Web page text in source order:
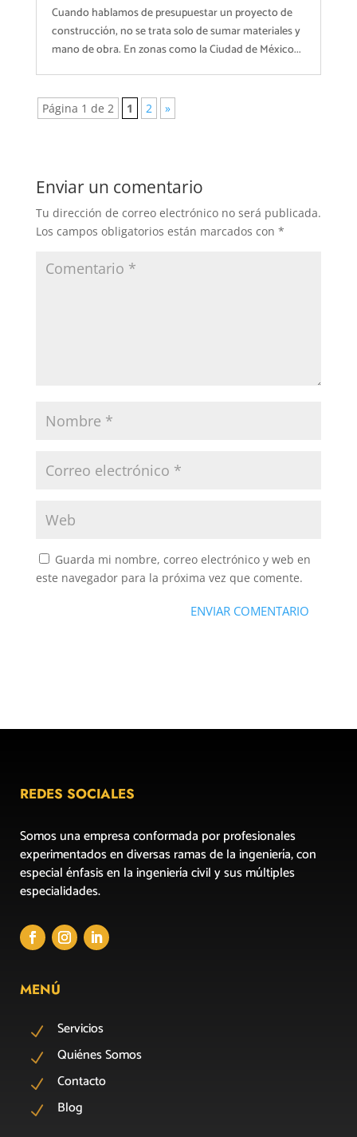
Cuando hablamos de presupuestar un proyecto de
construcción, no se trata solo de sumar materiales y
mano de obra. En zonas como la Ciudad de México...
Página 1 de 2 1 2 »
Enviar un comentario
Tu dirección de correo electrónico no será publicada.
Los campos obligatorios están marcados con *
Guarda mi nombre, correo electrónico y web en
este navegador para la próxima vez que comente.
ENVIAR COMENTARIO
REDES SOCIALES
Somos una empresa conformada por profesionales
experimentados en diversas ramas de la ingeniería, con
especial énfasis en la ingeniería civil y sus múltiples
especialidades.
MENÚ
N Servicios
N Quiénes Somos
N Contacto
N Blog